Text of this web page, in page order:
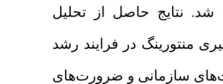
نتایج حاصل از تحلیل
منتورینگ در فرایند رشد
سازمانی و ضرورت‌های